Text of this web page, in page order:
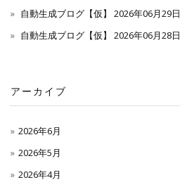
自動生成ブログ【仮】 2026年06月29日
自動生成ブログ【仮】 2026年06月28日
アーカイブ
2026年6月
2026年5月
2026年4月